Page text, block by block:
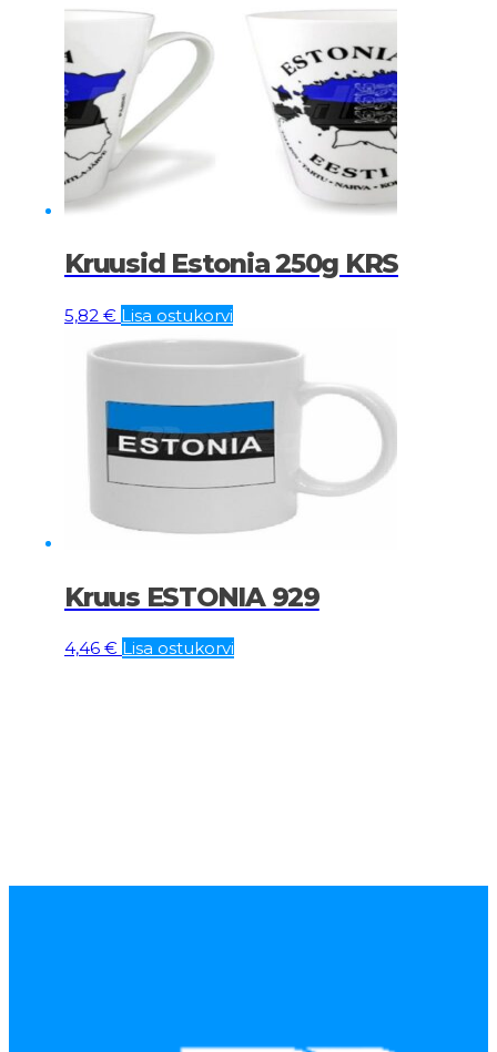
Kruusid Estonia 250g KRS
5,82 € Lisa ostukorvi
Kruus ESTONIA 929
4,46 € Lisa ostukorvi